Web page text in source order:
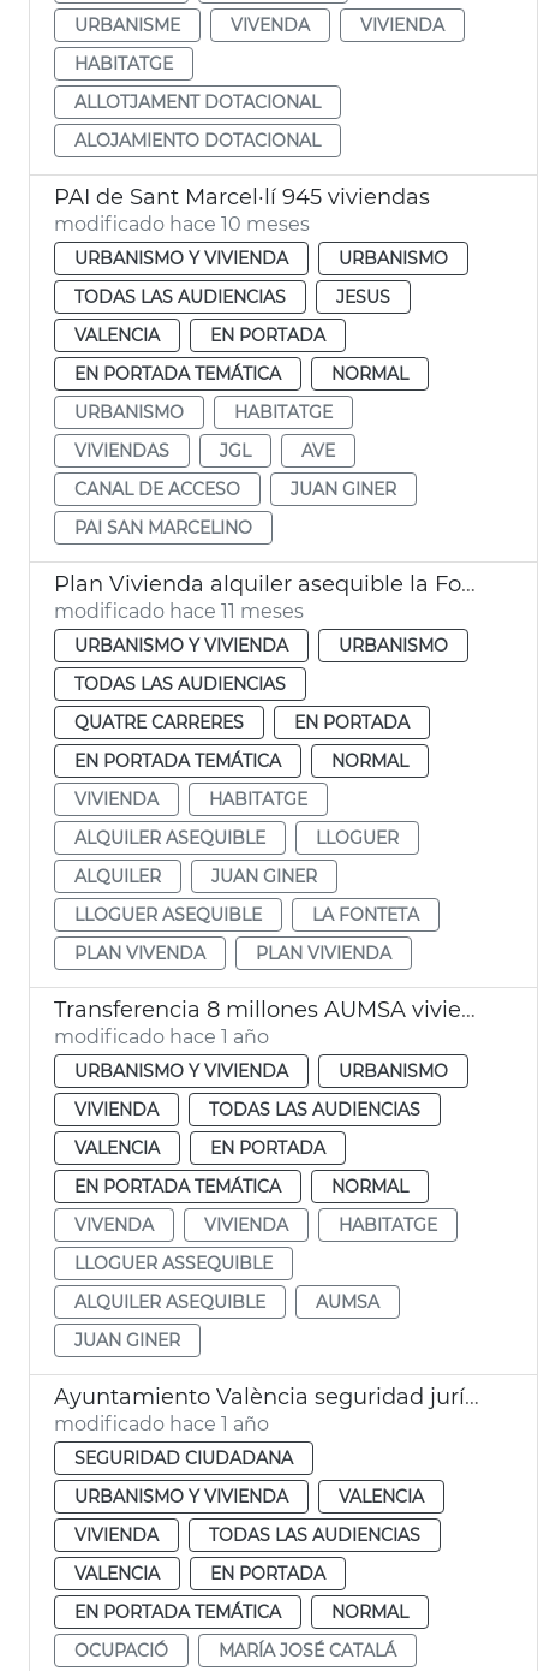
URBANISME
VIVENDA
VIVIENDA
HABITATGE
ALLOTJAMENT DOTACIONAL
ALOJAMIENTO DOTACIONAL
PAI de Sant Marcel·lí 945 viviendas
modificado hace 10 meses
URBANISMO Y VIVIENDA
URBANISMO
TODAS LAS AUDIENCIAS
JESUS
VALENCIA
EN PORTADA
EN PORTADA TEMÁTICA
NORMAL
URBANISMO
HABITATGE
VIVIENDAS
JGL
AVE
CANAL DE ACCESO
JUAN GINER
PAI SAN MARCELINO
Plan Vivienda alquiler asequible la Fonteta
modificado hace 11 meses
URBANISMO Y VIVIENDA
URBANISMO
TODAS LAS AUDIENCIAS
QUATRE CARRERES
EN PORTADA
EN PORTADA TEMÁTICA
NORMAL
VIVIENDA
HABITATGE
ALQUILER ASEQUIBLE
LLOGUER
ALQUILER
JUAN GINER
LLOGUER ASEQUIBLE
LA FONTETA
PLAN VIVENDA
PLAN VIVIENDA
Transferencia 8 millones AUMSA viviendas alquiler asequible
modificado hace 1 año
URBANISMO Y VIVIENDA
URBANISMO
VIVIENDA
TODAS LAS AUDIENCIAS
VALENCIA
EN PORTADA
EN PORTADA TEMÁTICA
NORMAL
VIVENDA
VIVIENDA
HABITATGE
LLOGUER ASSEQUIBLE
ALQUILER ASEQUIBLE
AUMSA
JUAN GINER
Ayuntamiento València seguridad jurídica propietarios viviendas vacías
modificado hace 1 año
SEGURIDAD CIUDADANA
URBANISMO Y VIVIENDA
VALENCIA
VIVIENDA
TODAS LAS AUDIENCIAS
VALENCIA
EN PORTADA
EN PORTADA TEMÁTICA
NORMAL
OCUPACIÓ
MARÍA JOSÉ CATALÁ